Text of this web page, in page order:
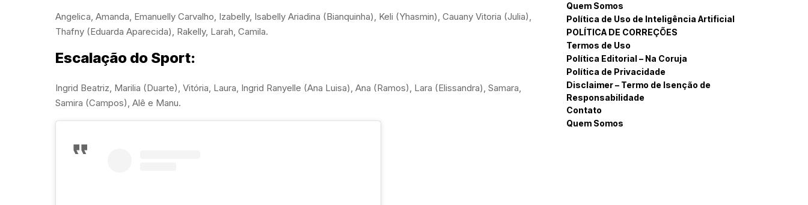
Angelica, Amanda, Emanuelly Carvalho, Izabelly, Isabelly Ariadina (Bianquinha), Keli (Yhasmin), Cauany Vitoria (Julia),
Thafny (Eduarda Aparecida), Rakelly, Larah, Camila.
Escalação do Sport:
Ingrid Beatriz, Marilia (Duarte), Vitória, Laura, Ingrid Ranyelle (Ana Luisa), Ana (Ramos), Lara (Elissandra), Samara,
Samira (Campos), Alê e Manu.
Quem Somos
Política de Uso de Inteligência Artificial
POLÍTICA DE CORREÇÕES
Termos de Uso
Política Editorial – Na Coruja
Política de Privacidade
Disclaimer – Termo de Isenção de
Responsabilidade
Contato
Quem Somos